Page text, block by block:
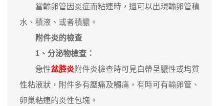
當輸卵管因炎症而粘連時，還可以出現輸卵管積
水、積液、或者積膿。
附件炎的檢查
1、分泌物檢查：
急性盆腔炎 附件炎檢查時可見白帶呈膿性或均質
性粘液狀，附件多有壓痛及觸痛，有時可有輸卵管、
卵巢粘連的炎性包塊。